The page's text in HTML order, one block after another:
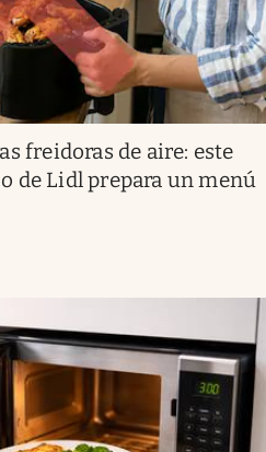
freidoras de aire: este
de Lidl prepara un menú